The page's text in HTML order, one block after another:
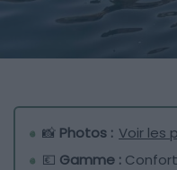
📸 Photos : Voir les
💶 Gamme : Confort